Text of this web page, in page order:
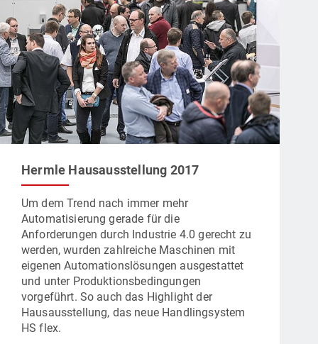
Hermle Hausausstellung 2017
Um dem Trend nach immer mehr
Automatisierung gerade für die
Anforderungen durch Industrie 4.0 gerecht zu
werden, wurden zahlreiche Maschinen mit
eigenen Automationslösungen ausgestattet
und unter Produktionsbedingungen
vorgeführt. So auch das Highlight der
Hausausstellung, das neue Handlingsystem
HS flex.